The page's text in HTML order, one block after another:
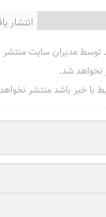
انتشار
توسط مدیران سایت
نخواهد شد.
با خبر باشد منتشر